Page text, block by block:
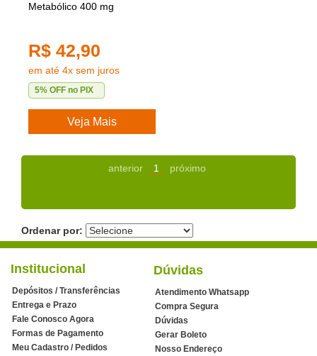
Metabólico 400 mg
R$ 42,90
em até 4x sem juros
5% OFF no PIX
Veja Mais
anterior 1 próximo
Ordenar por:
Institucional
Depósitos / Transferências
Entrega e Prazo
Fale Conosco Agora
Formas de Pagamento
Meu Cadastro / Pedidos
Dúvidas
Atendimento Whatsapp
Compra Segura
Dúvidas
Gerar Boleto
Nosso Endereço